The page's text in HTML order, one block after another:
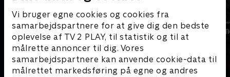
Vi bruger egne cookies og cookies fra
samarbejdspartnere for at give dig den bedste
oplevelse af TV 2 PLAY, til statistik og til at
målrette annoncer til dig. Vores
samarbejdspartnere kan anvende cookie-data til
målrettet markedsføring på egne og andres